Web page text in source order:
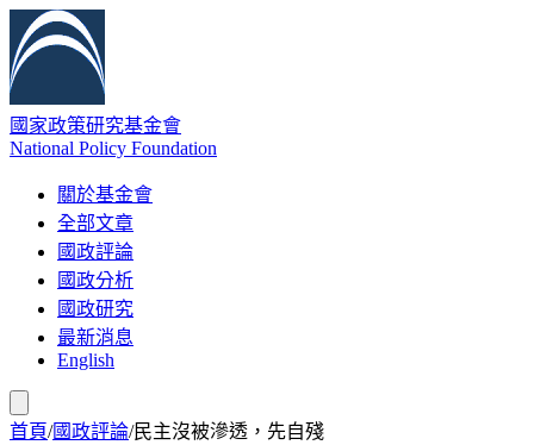
國家政策研究基金會
National Policy Foundation
關於基金會
全部文章
國政評論
國政分析
國政研究
最新消息
English
首頁/國政評論/民主沒被滲透，先自殘